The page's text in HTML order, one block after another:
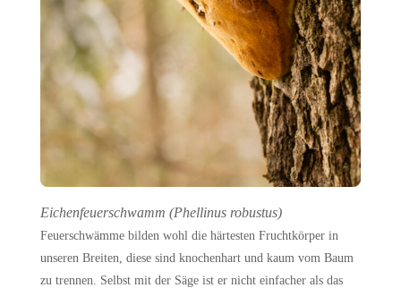
Eichenfeuerschwamm (Phellinus robustus)
Feuerschwämme bilden wohl die härtesten Fruchtkörper in
unseren Breiten, diese sind knochenhart und kaum vom Baum
zu trennen. Selbst mit der Säge ist er nicht einfacher als das